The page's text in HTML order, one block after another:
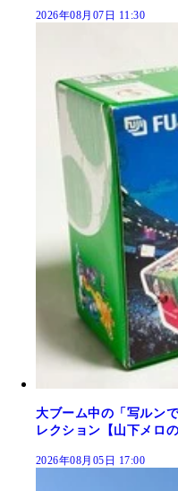
2026年08月07日 11:30
大ブーム中の「写ルン
レクション【山下メロ
2026年08月05日 17:00